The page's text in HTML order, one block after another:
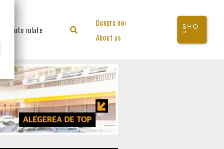
Auto rulate Search
Despre noi
About us
SHO
P